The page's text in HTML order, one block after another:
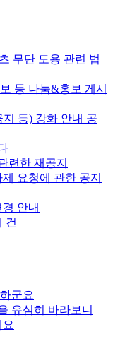
무단 도용 관련 법
등 나눔&홍보 게시
등) 강화 안내 공
련한 재공지
요청에 관한 공지
안내
건
군요
유심히 바라보니